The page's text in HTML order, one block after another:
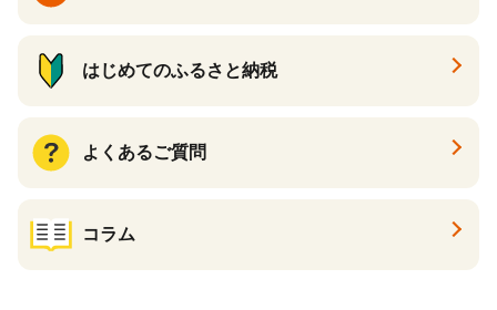
はじめてのふるさと納税
よくあるご質問
コラム